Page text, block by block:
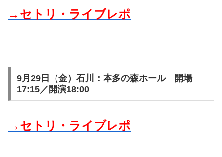
→セトリ・ライブレポ
9月29日（金）石川：本多の森ホール 開場
17:15／開演18:00
→セトリ・ライブレポ